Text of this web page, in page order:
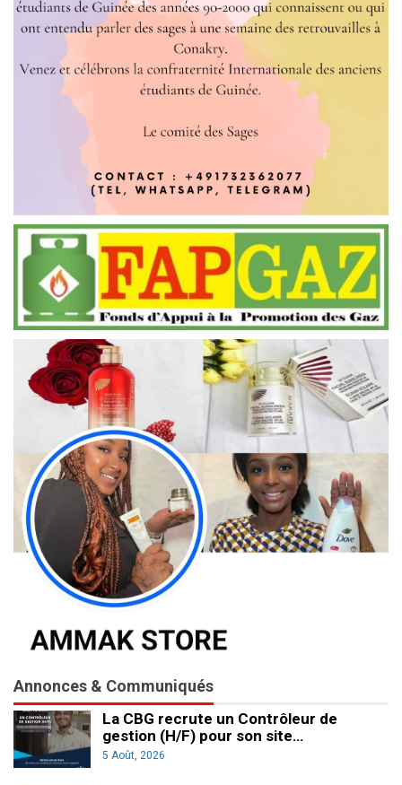
Annonces & Communiqués
La CBG recrute un Contrôleur de
gestion (H/F) pour son site…
5 Août, 2026